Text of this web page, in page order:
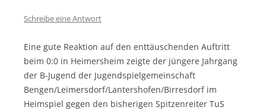
Schreibe eine Antwort
Eine gute Reaktion auf den enttäuschenden Auftritt
beim 0:0 in Heimersheim zeigte der jüngere Jahrgang
der B-Jugend der Jugendspielgemeinschaft
Bengen/Leimersdorf/Lantershofen/Birresdorf im
Heimspiel gegen den bisherigen Spitzenreiter TuS